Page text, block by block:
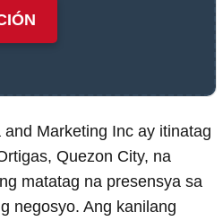
Marketing Inc ay itinatag
Quezon City, na
matatag na presensya sa
negosyo. Ang kanilang